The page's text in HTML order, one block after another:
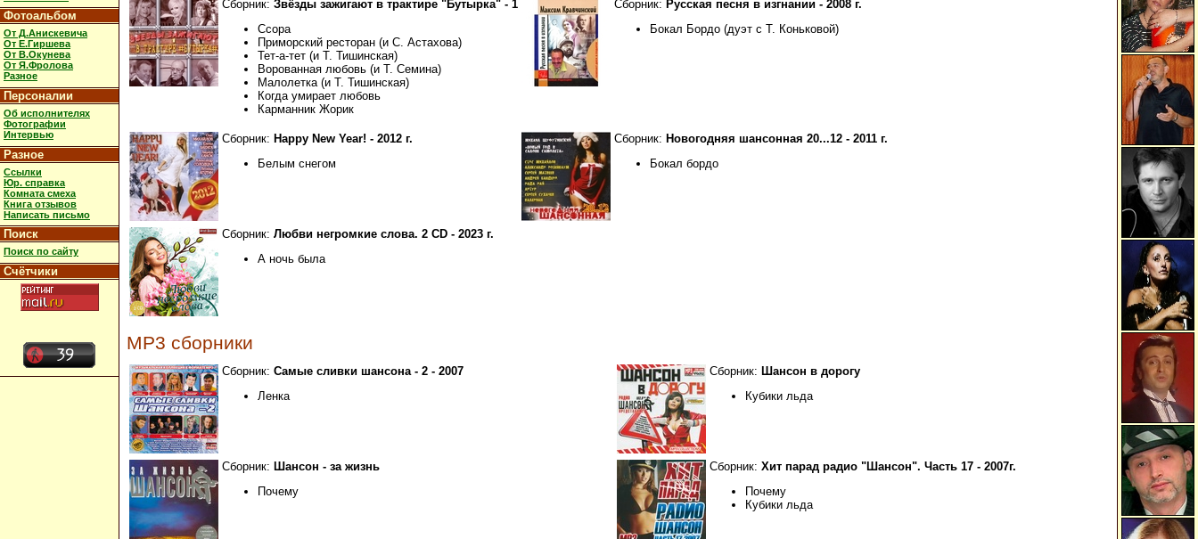
Фотоальбом
От Д.Анискевича
От Е.Гиршева
От В.Окунева
От Я.Фролова
Разное
Персоналии
Об исполнителях
Фотографии
Интервью
Разное
Ссылки
Юр. справка
Комната смеха
Книга отзывов
Написать письмо
Поиск
Поиск по сайту
Счётчики
Сборник: Звёзды зажигают в трактире "Бутырка" - 1
Ссора
Приморский ресторан (и С. Астахова)
Тет-а-тет (и Т. Тишинская)
Ворованная любовь (и Т. Семина)
Малолетка (и Т. Тишинская)
Когда умирает любовь
Карманник Жорик
Сборник: Русская песня в изгнании - 2008 г.
Бокал Бордо (дуэт с Т. Коньковой)
Сборник: Happy New Year! - 2012 г.
Белым снегом
Сборник: Новогодняя шансонная 20...12 - 2011 г.
Бокал бордо
Сборник: Любви негромкие слова. 2 CD - 2023 г.
А ночь была
MP3 сборники
Сборник: Самые сливки шансона - 2 - 2007
Ленка
Сборник: Шансон в дорогу
Кубики льда
Сборник: Шансон - за жизнь
Почему
Сборник: Хит парад радио "Шансон". Часть 17 - 2007г.
Почему
Кубики льда